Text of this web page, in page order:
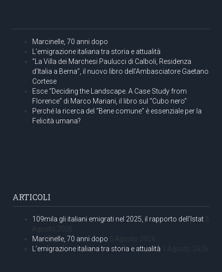
Marcinelle, 70 anni dopo
L’emigrazione italiana tra storia e attualità
“La Villa dei Marchesi Paulucci di Calboli, Residenza
d’Italia a Berna”, il nuovo libro dell’Ambasciatore Gaetano
Cortese
Esce “Deciding the Landscape. A Case Study from
Florence” di Marco Mariani, il libro sul “Cubo nero”
Perché la ricerca del “Bene comune” è essenziale per la
Felicità umana?
ARTICOLI
109mila gli italiani emigrati nel 2025, il rapporto dell’Istat 5
Agosto 2026
Marcinelle, 70 anni dopo 5 Agosto 2026
L’emigrazione italiana tra storia e attualità 1 Agosto 2026